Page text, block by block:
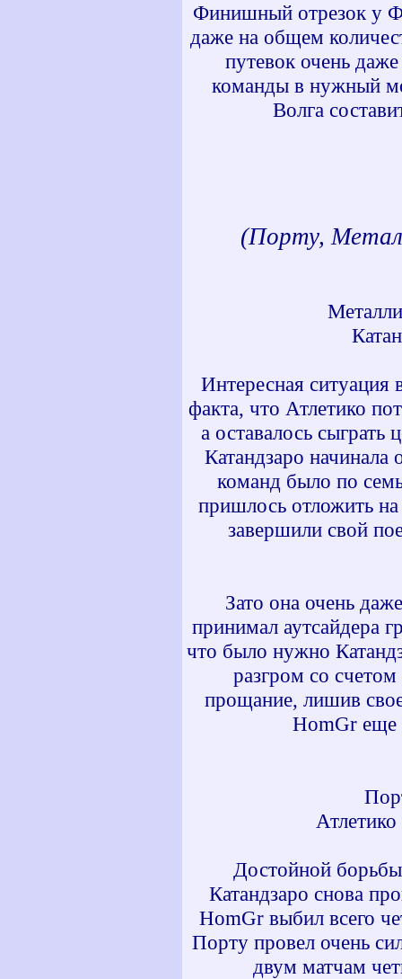
Финишный отрезок у
даже на общем
путевок очень
команды в нужный
Волга
(Порту,
Интересная ситуация
факта, что Атлетико
а оставалось
Катандзаро
команд было по
пришлось отложить
завершили свой
Зато она очень
принимал аутсайдера
что было нужно
разгром со
прощание, лишив
HomGr еще
Достойной
Катандзаро снова
HomGr выбил всего
Порту провел очень
двум матчам